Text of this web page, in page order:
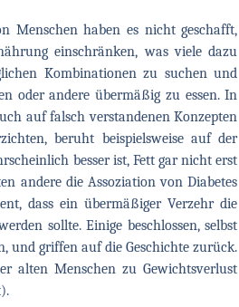
Menschen haben es nicht geschafft,
einschränken, was viele dazu
Kombinationen zu suchen und
oder andere übermäßig zu essen. In
auf falsch verstandenen Konzepten
beruht beispielsweise auf der
besser ist, Fett gar nicht erst
andere die Assoziation von Diabetes
dass ein übermäßiger Verzehr die
sollte. Einige beschlossen, selbst
und griffen auf die Geschichte zurück.
alten Menschen zu Gewichtsverlust